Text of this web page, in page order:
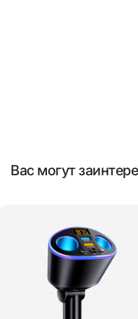
Вас могут